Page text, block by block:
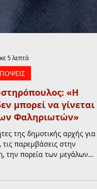
5 λεπτά
«Η
μπορεί να γίνεται
Φαληριωτών»
της δημοτικής αρχής για
παρεμβάσεις στην
για τη βιώσιμη